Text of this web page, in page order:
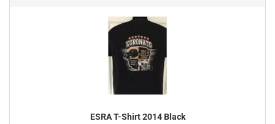
ESRA T-Shirt 2014 Black